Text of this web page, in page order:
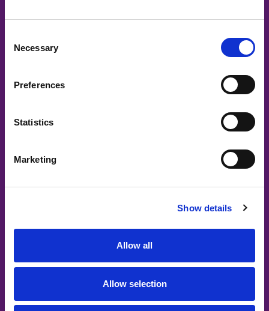
Selection
Necessary
Preferences
Statistics
Marketing
Show details
Allow all
Allow selection
Waarom kiezen voor de BelevenisTafel?